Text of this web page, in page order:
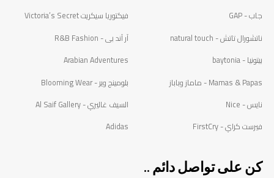
جاب - GAP
فيكتوريا سيكريت Victoria’s Secret
ناتشورال تاتش - natural touch
آر آند بى - R&B Fashion
بيتونيا - baytonia
Arabian Adventures
Mamas & Papas - ماماز وباباز
بلومينج وير - Blooming Wear
نايس - Nice
السيف غاليري - Al Saif Gallery
فيرست كراي - FirstCry
Adidas
كن على تواصل دائم ..